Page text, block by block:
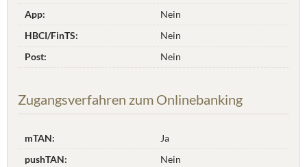
App:
Nein
HBCI/FinTS:
Nein
Post:
Nein
Zugangsverfahren zum Onlinebanking
mTAN:
Ja
pushTAN:
Nein